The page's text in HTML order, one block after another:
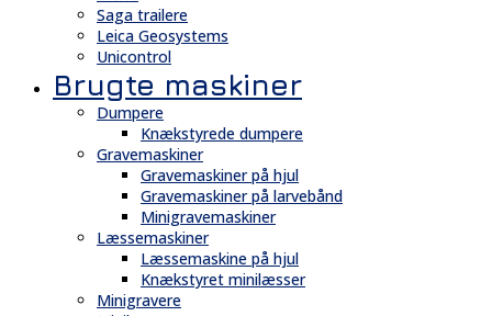
Saga trailere
Leica Geosystems
Unicontrol
Brugte maskiner
Dumpere
Knækstyrede dumpere
Gravemaskiner
Gravemaskiner på hjul
Gravemaskiner på larvebånd
Minigravemaskiner
Læssemaskiner
Læssemaskine på hjul
Knækstyret minilæsser
Minigravere